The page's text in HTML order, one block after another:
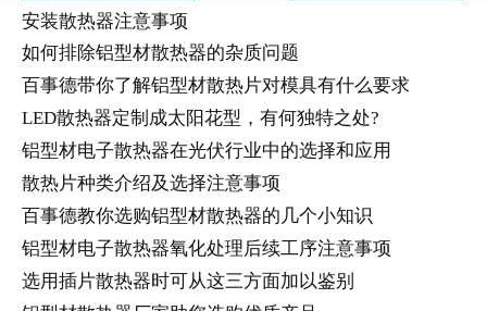
安装散热器注意事项
如何排除铝型材散热器的杂质问题
百事德带你了解铝型材散热片对模具有什么要求
LED散热器定制成太阳花型，有何独特之处?
铝型材电子散热器在光伏行业中的选择和应用
散热片种类介绍及选择注意事项
百事德教你选购铝型材散热器的几个小知识
铝型材电子散热器氧化处理后续工序注意事项
选用插片散热器时可从这三方面加以鉴别